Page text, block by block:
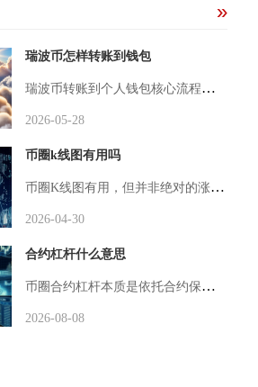
瑞波币怎样转账到钱包
瑞波币转账到个人钱包核心流程为确认钱包地址合规、获取XRP标签、平台提币授权、链上转账确认、核对到账状态，只要严格核对地址与备注标签，就能安全完成资产划转，避免常见转账失误与资产丢失问题。首先用户需要准备接收瑞波币的合规钱包，目前主流可存储XRP的钱包分为去中心化钱包与硬件钱包，去中心化钱包可选择支持瑞波公链的主流钱包客户端，硬件钱包则能进一步保障私钥安全，需要注意瑞波链转账区别于多数加密货币，除了钱包主地址外，必须填写对应的XRP备注标签，这是瑞波链特有的转账要素，缺少标签
2026-05-28
币圈k线图有用吗
币圈K线图有用，但并非绝对的涨跌预测器，而是辅助交易决策、管控风险的核心工具，其价值体现在对市场历史与现状的精准呈现，而非对未来的绝对预判。K线图作为技术分析的基石，能直观记录特定周期内加密货币的开盘价、收盘价、最高价与最低价，通过实体长短、影线形态及色彩变化，清晰反映多空双方的力量博弈与市场情绪。在7×24小时、波动远超传统金融市场的币圈，它是交易者快速识别趋势、判断支撑位与阻力位的最直接手段。例如，连续的长阳线代表多头强势，高位出现的十字星或长上影线则常预示趋势可能反转，
2026-04-30
合约杠杆什么意思
币圈合约杠杆本质是依托合约保证金制度，交易者质押少量自有资金当作保证金，向交易平台拆借交易本金撬动数倍仓位，双向同步放大盈利和亏损幅度的衍生品交易模式，合约是交易品类载体，杠杆则是放大仓位规模的工具，二者搭配构成主流的币圈合约交易玩法，当前市场使用率最高的为永续合约杠杆，也是普通交易者接触最多的合约杠杆类型。很多交易者容易混淆合约和杠杆的从属关系，简单划分可以理解为合约划定了交易标的、多空规则、结算方式，杠杆决定实际参与交易的资金体量，现货交易不存在合约属性，自然无法配置杠杆
2026-08-08